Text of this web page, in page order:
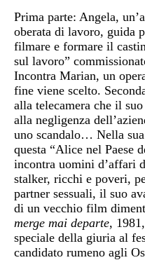
Prima parte: Angela,
oberata di lavoro, guida
filmare e formare il
sul lavoro”
Incontra Marian, un
fine viene scelto.
alla telecamera che il
alla negligenza
uno scandalo… Nella
questa “Alice nel Paese
incontra uomini d’affari
stalker, ricchi e poveri,
partner sessuali, il suo
di un vecchio film
merge mai departe,
speciale della giuria al
candidato rumeno agli